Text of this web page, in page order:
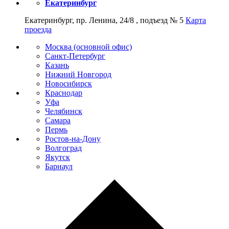
Екатеринбург
Екатеринбург, пр. Ленина, 24/8 , подъезд № 5 Карта
проезда
Москва (основной офис)
Санкт-Петербург
Казань
Нижний Новгород
Новосибирск
Краснодар
Уфа
Челябинск
Самара
Пермь
Ростов-на-Дону
Волгоград
Якутск
Барнаул